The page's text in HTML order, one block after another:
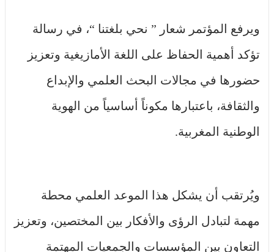
ويرفع المؤتمر شعار ” نحي بلغتنا “، في رسالة
تؤكد أهمية الحفاظ على اللغة الأمازيغية وتعزيز
حضورها في مجالات البحث العلمي والإبداع
والثقافة، باعتبارها مكوناً أساسياً من الهوية
الوطنية المغربية.
ويُرتقب أن يشكل هذا الموعد العلمي محطة
مهمة لتبادل الرؤى والأفكار بين المختصين، وتعزيز
التعاون بين المؤسسات والجمعيات المهتمة